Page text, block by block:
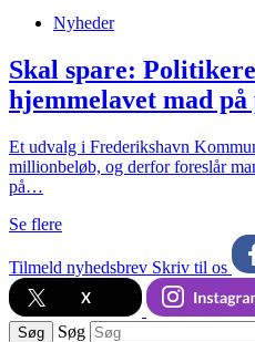
Nyheder
Skal spare:
hjemmelavet mad
Et udvalg i Frederikshavn
millionbeløb, og derfor foreslår
på…
Se flere
Tilmeld nyhedsbrev Skriv til os
Søg Søg